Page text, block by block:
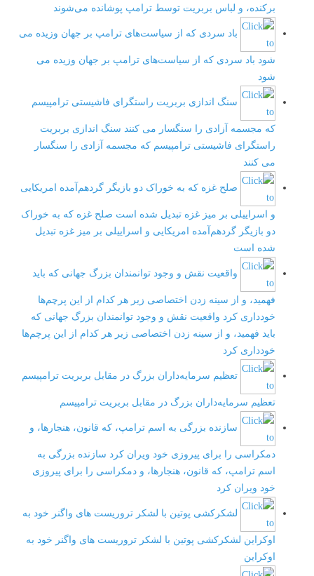
برکنده، و لباس بربریت توسط ترامپ پوشانده می‌شوند
باد سردی که از سیاست‌های ترامپ بر جهان وزیده می
شود باد سردی که از سیاست‌های ترامپ بر جهان وزیده می
شود
سنگ اندازی بربریت راستگرای فاشیستی ترامپیسم
که مجسمه آزادی را سنگسار می کنند سنگ اندازی بربریت
راستگرای فاشیستی ترامپیسم که مجسمه آزادی را سنگسار
می کنند
صلح غزه که به خوراک دو بازیگر گردهم‌آمده امریکایی
و اسراییلی بر میز غزه تبدیل شده است صلح غزه که به خوراک
دو بازیگر گردهم‌آمده امریکایی و اسراییلی بر میز غزه تبدیل
شده است
واقعیت نقش و وجود توانمندان بزرگ جهانی که باید
فهمید، و از سینه زدن اختصاصی زیر هر کدام از این پرچم‌ها
خودداری کرد واقعیت نقش و وجود توانمندان بزرگ جهانی که
باید فهمید، و از سینه زدن اختصاصی زیر هر کدام از این پرچم‌ها
خودداری کرد
تعظیم سرمایه‌داران بزرگ در مقابل بربریت ترامپیسم
تعظیم سرمایه‌داران بزرگ در مقابل بربریت ترامپیسم
سازنده بزرگی به اسم ترامپ، که قانون، هنجارها، و
دمکراسی را برای پیروزی خود ویران کرد سازنده بزرگی به
اسم ترامپ، که قانون، هنجارها، و دمکراسی را برای پیروزی
خود ویران کرد
لشکرکشی پوتین با لشکر تروریست های واگنر خود به
اوکراین لشکرکشی پوتین با لشکر تروریست های واگنر خود به
اوکراین